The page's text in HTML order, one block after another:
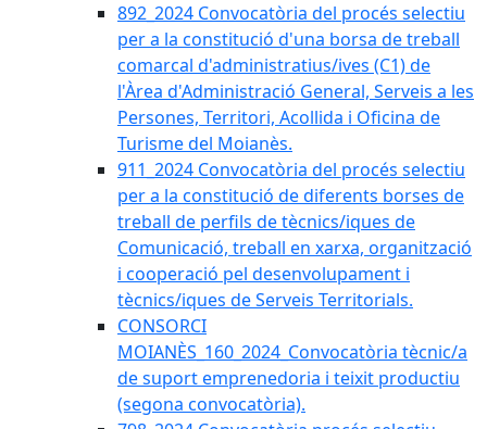
892_2024 Convocatòria del procés selectiu
per a la constitució d'una borsa de treball
comarcal d'administratius/ives (C1) de
l'Àrea d'Administració General, Serveis a les
Persones, Territori, Acollida i Oficina de
Turisme del Moianès.
911_2024 Convocatòria del procés selectiu
per a la constitució de diferents borses de
treball de perfils de tècnics/iques de
Comunicació, treball en xarxa, organització
i cooperació pel desenvolupament i
tècnics/iques de Serveis Territorials.
CONSORCI
MOIANÈS_160_2024_Convocatòria tècnic/a
de suport emprenedoria i teixit productiu
(segona convocatòria).